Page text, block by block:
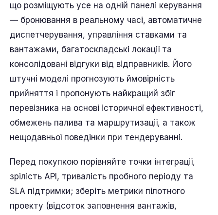
що розміщують усе на одній панелі керування
— бронювання в реальному часі, автоматичне
диспетчерування, управління ставками та
вантажами, багатоскладські локації та
консолідовані відгуки від відправників. Його
штучні моделі прогнозують ймовірність
прийняття і пропонують найкращий збіг
перевізника на основі історичної ефективності,
обмежень палива та маршрутизації, а також
нещодавньої поведінки при тендеруванні.
Перед покупкою порівняйте точки інтеграції,
зрілість API, тривалість пробного періоду та
SLA підтримки; зберіть метрики пілотного
проекту (відсоток заповнення вантажів,